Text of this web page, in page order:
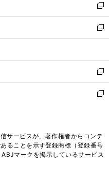
く
で
開
く
ド
ウ
で
開
ィ
ン
ド
ウ
開
く
い
ウ
ィ
ン
ウ
で
開
く
新
し
い
ウ
ン
ド
ウ
で
新
し
ウ
ィ
ン
ド
く
新
し
い
ド
ウ
で
新
ィ
ン
ド
サービスが、著作権者からコンテ
ることを示す登録商標（登録番号
マークを掲示しているサービス